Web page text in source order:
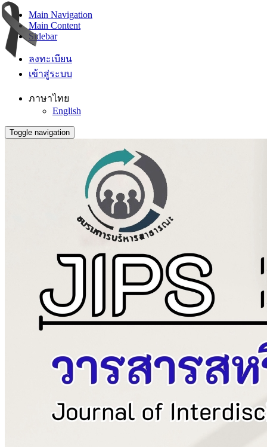
Main Navigation
Main Content
Sidebar
ลงทะเบียน
เข้าสู่ระบบ
ภาษาไทย
English
Toggle navigation